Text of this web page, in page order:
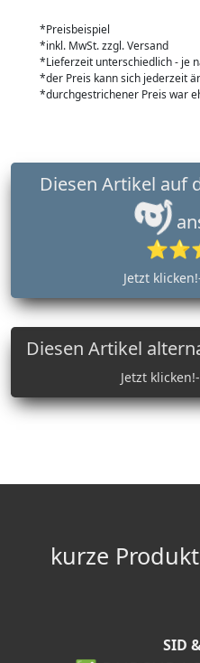
*Preisbeispiel
*inkl. MwSt. zzgl. Versand
*Lieferzeit unterschiedlich - je
*der Preis kann sich jederzeit
*durchgestrichener Preis war
Jetzt
Diesen Artikel
Jetzt
kurze
SID